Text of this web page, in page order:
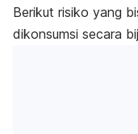
Berikut risiko yang
dikonsumsi secara